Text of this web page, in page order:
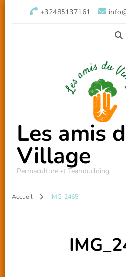
+32485137161
Les amis
Village
Permaculture et Teambuilding
Accueil IMG_2465